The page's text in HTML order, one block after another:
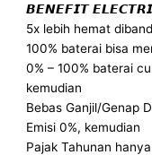
𝘽𝙀𝙉𝙀𝙁𝙄𝙏
5x lebih hemat
100% baterai bisa
0% – 100% baterai
kemudian
Bebas Ganjil/Genap
Emisi 0%, kemudian
Pajak Tahunan